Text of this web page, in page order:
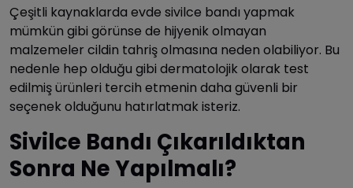
Çeşitli kaynaklarda evde sivilce bandı yapmak
mümkün gibi görünse de hijyenik olmayan
malzemeler cildin tahriş olmasına neden olabiliyor. Bu
nedenle hep olduğu gibi dermatolojik olarak test
edilmiş ürünleri tercih etmenin daha güvenli bir
seçenek olduğunu hatırlatmak isteriz.
Sivilce Bandı Çıkarıldıktan
Sonra Ne Yapılmalı?